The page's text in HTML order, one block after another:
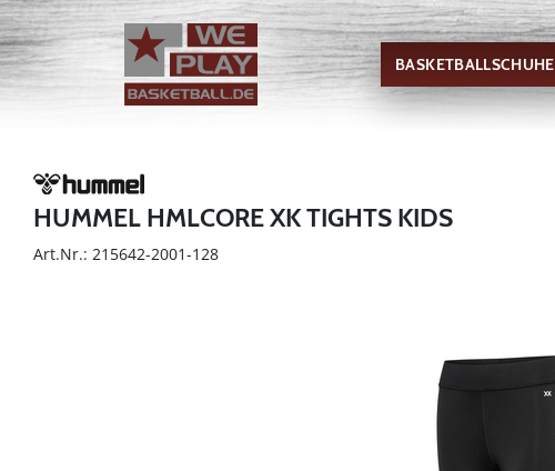
BASKETBALLSCHUHE
HUMMEL HMLCORE XK TIGHTS KIDS
Art.Nr.: 215642-2001-128